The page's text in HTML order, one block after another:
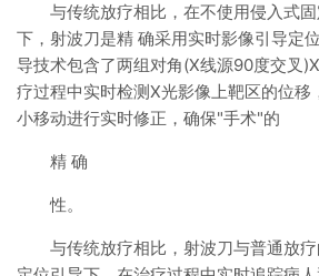
与传统放疗相比，在不使用侵入式
下，射波刀是精 确采用实时影像引导定
导技术包含了两组对角(X线源90度交叉
疗过程中实时检测X光影像上靶区的位移
小移动进行实时修正，确保"手术"的
精 确
性。
与传统放疗相比，射波刀与普通放